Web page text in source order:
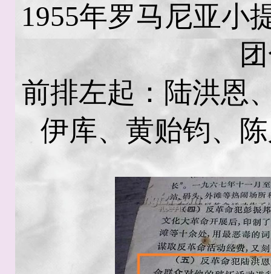
1955年罗马尼亚小
前排左起：陆洪恩
伊库、黄贻钧、